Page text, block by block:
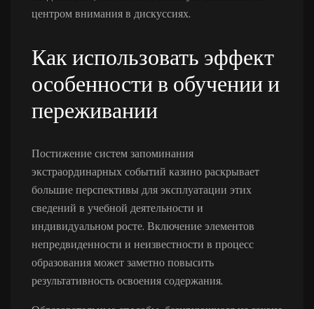
центром внимания в дискуссиях.
Как использовать эффект
особенности в обучении и
переживании
Постижение систем запоминания
экстраординарных событий казино раскрывает
большие перспективы для эксплуатации этих
сведений в учебной деятельности и
индивидуальном росте. Включение элементов
непредвиденности и неизвестности в процесс
образования может заметно повысить
результативность освоения содержания.